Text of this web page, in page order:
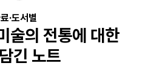
·도서별
술의 전통에 대한
긴 노트